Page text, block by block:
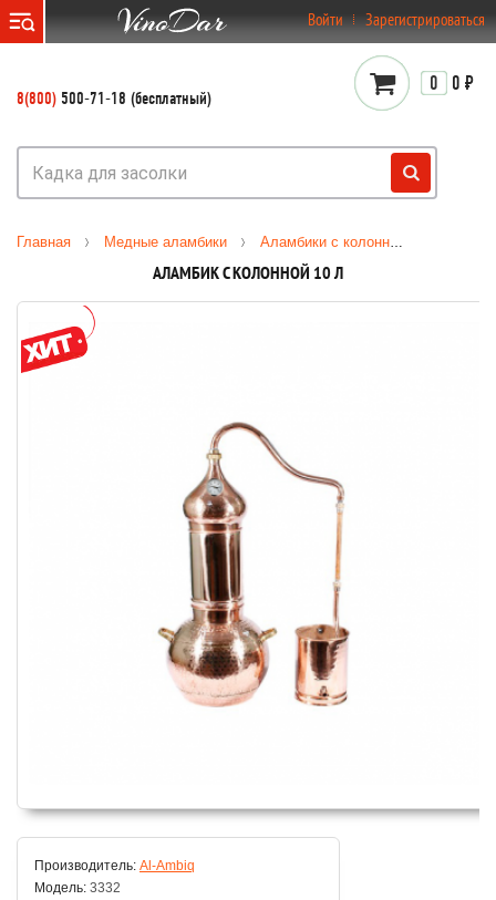
Войти Зарегистрироваться
8(800) 500-71-18 (бесплатный)
0 0 ₽
Главная Медные аламбики Аламбики с колонной
АЛАМБИК С КОЛОННОЙ 10 Л
Производитель: Al-Ambiq
Модель: 3332